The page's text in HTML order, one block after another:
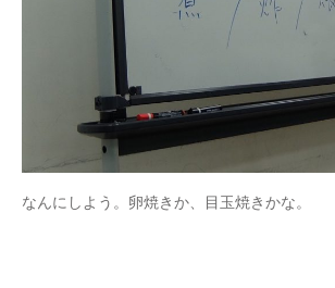
なんにしよう。卵焼きか、目玉焼きかな。